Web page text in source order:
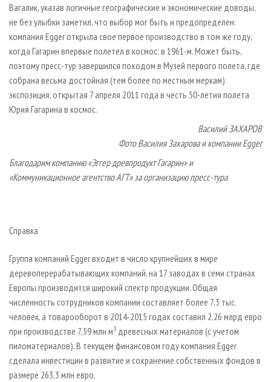
Вагалик, указав логичные географические и экономические доводы,
не без улыбки заметил, что выбор мог быть и предопределен:
компания Egger открыла свое первое производство в том же году,
когда Гагарин впервые полетел в космос: в 1961-м. Может быть,
поэтому пресс-тур завершился походом в Музей первого полета, где
собрана весьма достойная (тем более по местным меркам)
экспозиция, открытая 7 апреля 2011 года в честь 50-летия полета
Юрия Гагарина в космос.
Василий ЗАХАРОВ
Фото Василия Захарова и компании Egger
Благодарим компанию «Эггер древпродукт Гагарин» и
«Коммуникационное агентство АГТ» за организацию пресс-тура
Справка
Группа компаний Egger входит в число крупнейших в мире
деревоперерабатывающих компаний, на 17 заводах в семи странах
Европы производится широкий спектр продукции. Общая
численность сотрудников компании составляет более 7,3 тыс.
человек, а товарооборот в 2014-2015 годах составил 2,26 млрд евро
при производстве 7,59 млн м3 древесных материалов (с учетом
пиломатериалов). В текущем финансовом году компания Egger
сделала инвестиции в развитие и сохранение собственных фондов в
размере 263,3 млн евро.